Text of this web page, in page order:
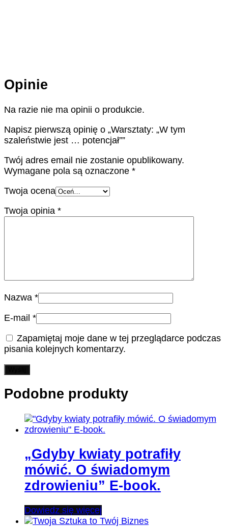
Opinie
Na razie nie ma opinii o produkcie.
Napisz pierwszą opinię o „Warsztaty: „W tym
szaleństwie jest … potencjał””
Twój adres email nie zostanie opublikowany.
Wymagane pola są oznaczone *
Twoja ocena
Twoja opinia *
Nazwa *
E-mail *
Zapamiętaj moje dane w tej przeglądarce podczas
pisania kolejnych komentarzy.
Podobne produkty
„Gdyby kwiaty potrafiły
mówić. O świadomym
zdrowieniu” E-book.
Dowiedz się więcej